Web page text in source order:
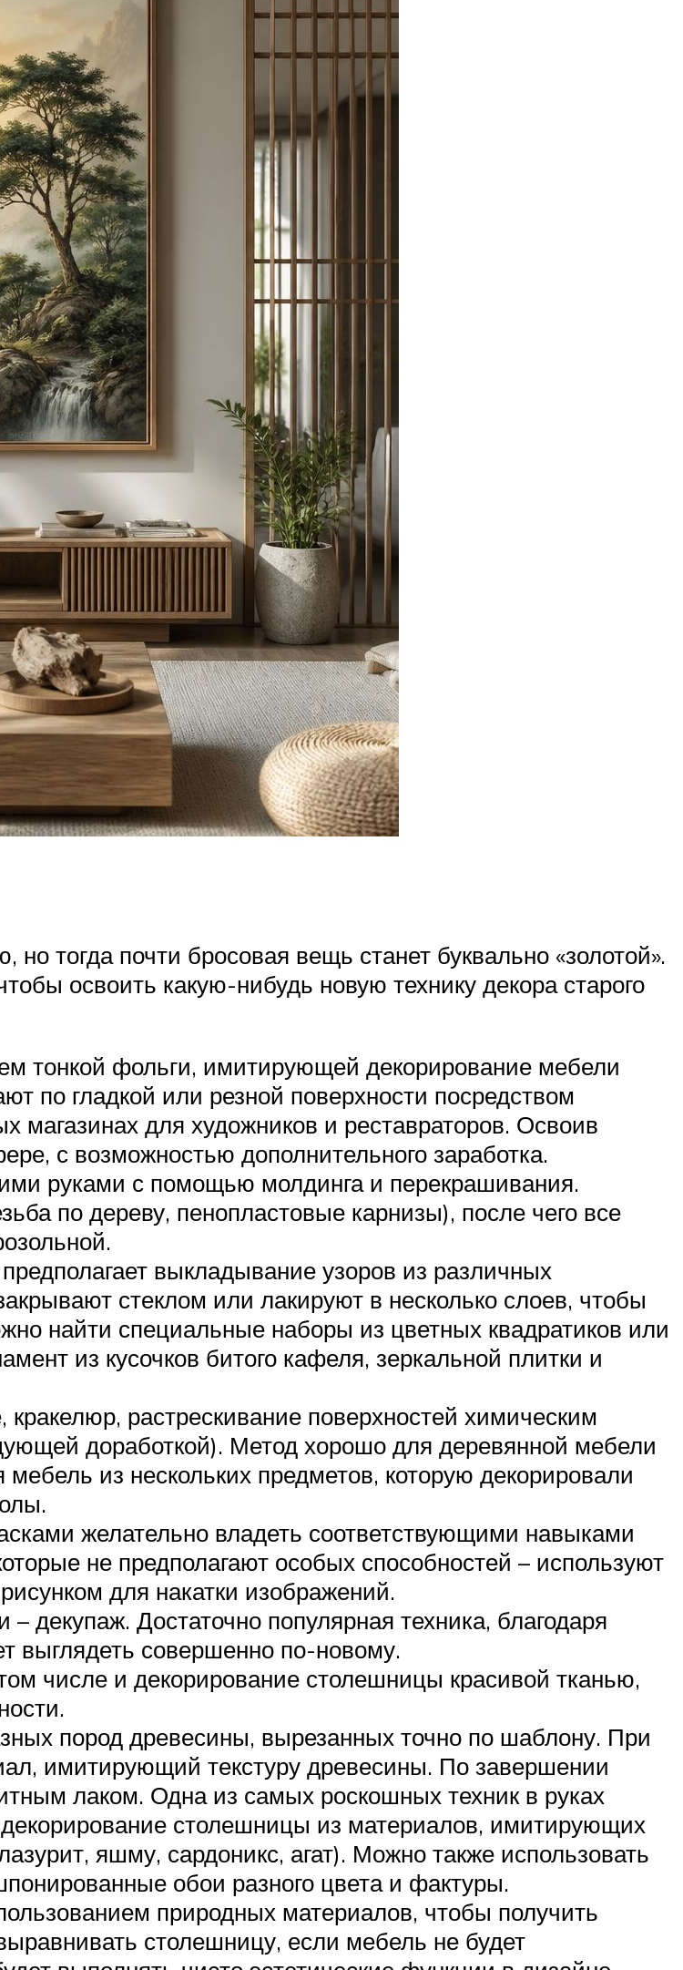
но тогда почти бросовая вещь станет буквально «золотой».
освоить какую-нибудь новую технику декора старого
тонкой фольги, имитирующей декорирование мебели
по гладкой или резной поверхности посредством
магазинах для художников и реставраторов. Освоив
с возможностью дополнительного заработка.
руками с помощью молдинга и перекрашивания.
по дереву, пенопластовые карнизы), после чего все
выкладывание узоров из различных
стеклом или лакируют в несколько слоев, чтобы
найти специальные наборы из цветных квадратиков или
из кусочков битого кафеля, зеркальной плитки и
растрескивание поверхностей химическим
доработкой). Метод хорошо для деревянной мебели
из нескольких предметов, которую декорировали
желательно владеть соответствующими навыками
не предполагают особых способностей – используют
для накатки изображений.
декупаж. Достаточно популярная техника, благодаря
выглядеть совершенно по-новому.
числе и декорирование столешницы красивой тканью,
пород древесины, вырезанных точно по шаблону. При
имитирующий текстуру древесины. По завершении
лаком. Одна из самых роскошных техник в руках
столешницы из материалов, имитирующих
яшму, сардоникс, агат). Можно также использовать
обои разного цвета и фактуры.
природных материалов, чтобы получить
столешницу, если мебель не будет